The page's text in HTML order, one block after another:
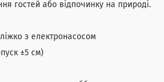
гостей або відпочинку на природі.
з електронасосом
±5 см)